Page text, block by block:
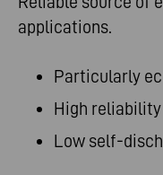
applications.
Particularly
High reliability
Low self-